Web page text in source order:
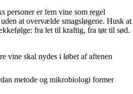
personer er fem vine som regel
at overvælde smagsløgene. Husk at
fra let til kraftig, fra tør til sød.
vine skal nydes i løbet af aftenen
metode og mikrobiologi former